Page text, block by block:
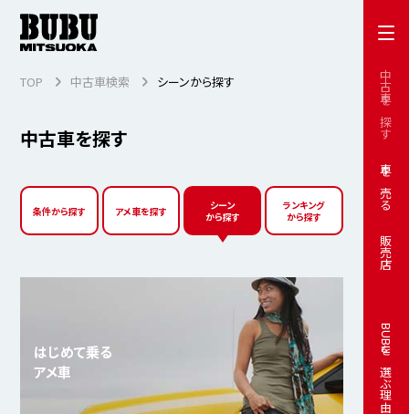
中古車を探す
車を売る
販売店
BUBUを選ぶ理由
中古車を探す
TOP 中古車検索 シーンから探す
条件から探す アメ車を探す
シーン
から探す
ランキング
から探す
はじめて乗る
アメ車